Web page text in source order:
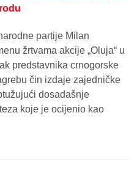
partije Milan
žrtvama akcije „Oluja“ u
predstavnika crnogorske
čin izdaje zajedničke
dosadašnje
koje je ocijenio kao